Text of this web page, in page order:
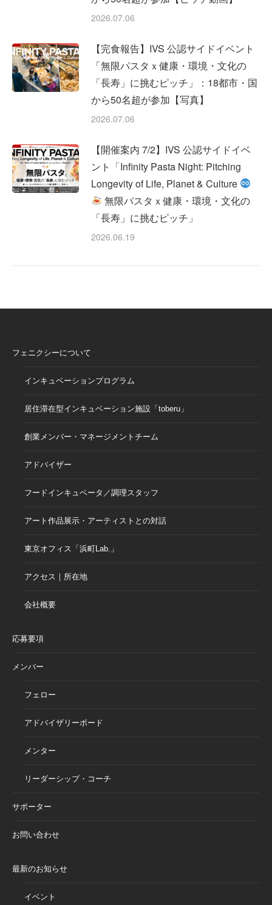
2026.07.06
【完食報告】IVS 公認サイドイベント
「無限パスタｘ健康・環境・文化の
「長寿」に挑むピッチ」：18都市・国
から50名超が参加【写真】
2026.07.06
【開催案内 7/2】IVS 公認サイドイベ
ント「Infinity Pasta Night: Pitching
Longevity of Life, Planet & Culture
無限パスタｘ健康・環境・文化の
「長寿」に挑むピッチ」
2026.06.19
フェニクシーについて
インキュベーションプログラム
居住滞在型インキュベーション施設「toberu」
創業メンバー・マネージメントチーム
アドバイザー
フードインキュベータ／調理スタッフ
アート作品展示・アーティストとの対話
東京オフィス「浜町Lab.」
アクセス｜所在地
会社概要
応募要項
メンバー
フェロー
アドバイザリーボード
メンター
リーダーシップ・コーチ
サポーター
お問い合わせ
最新のお知らせ
イベント